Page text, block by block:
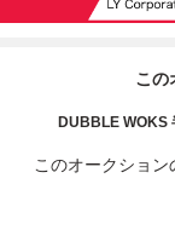
この
DUBBLE
このオークション